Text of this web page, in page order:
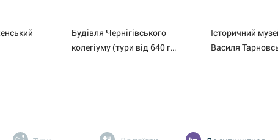
Будівля Чернігівського
колегіуму (тури від 640 грн)
Історичний